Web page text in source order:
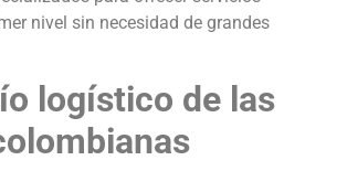
nivel sin necesidad de grandes
logístico de las